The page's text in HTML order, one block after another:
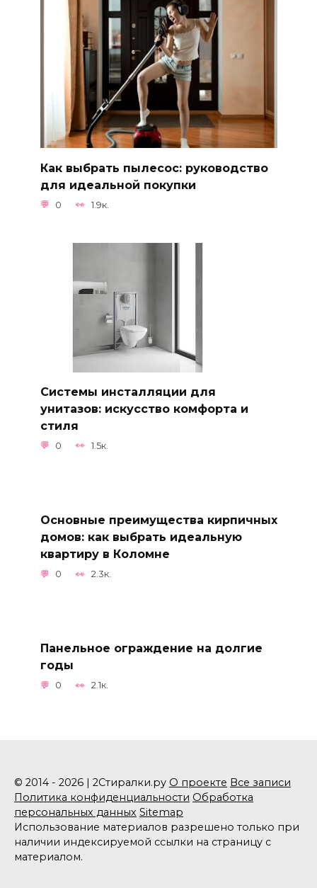
Как выбрать пылесос: руководство
для идеальной покупки
0 1.9к.
Системы инсталляции для
унитазов: искусство комфорта и
стиля
0 1.5к.
Основные преимущества кирпичных
домов: как выбрать идеальную
квартиру в Коломне
0 2.3к.
Панельное ограждение на долгие
годы
0 2.1к.
© 2014 - 2026 | 2Стиралки.ру О проекте Все записи
Политика конфиденциальности Обработка
персональных данных Sitemap
Использование материалов разрешено только при
наличии индексируемой ссылки на страницу с
материалом.